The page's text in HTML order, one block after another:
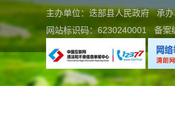
主办单位：迭部县人民政府 承
网站标识码：6230240001
备案